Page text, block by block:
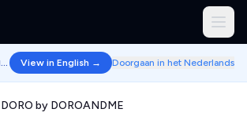
This page is in Dutch. View in English → Doorgaan in het Nederlands
DORO by DOROANDME